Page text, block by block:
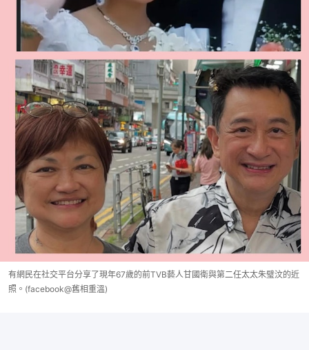
有網民在社交平台分享了現年67歲的前TVB藝人甘國衛與第二任太太朱璧汶的近
照。(facebook@舊相重溫)